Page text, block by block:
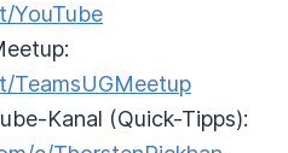
YouTube
TeamsUGMeetup
Kanal (Quick-Tipps):